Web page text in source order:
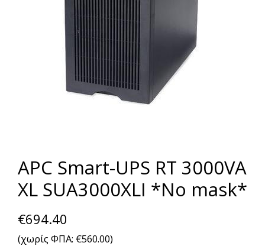
APC Smart-UPS RT 3000VA
XL SUA3000XLI *No mask*
€694.40
(χωρίς ΦΠΑ: €560.00)